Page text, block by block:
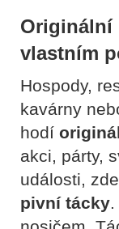
Originální
vlastním
Hospody,
kavárny
hodí
akci, párty,
události,
pivní tácky